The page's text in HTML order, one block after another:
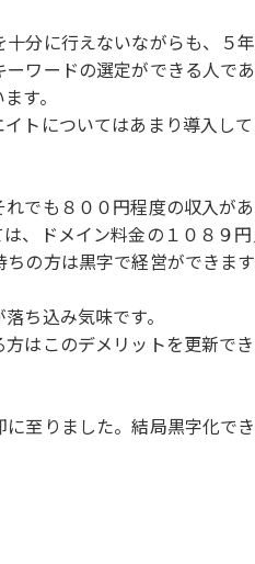
分に行えないながらも、
ワードの選定ができる人
す。
トについてはあまり導入して
でも８００円程度の収入
、ドメイン料金の１０８９
の方は黒字で経営ができます
ち込み気味です。
はこのデメリットを更新でき
至りました。結局黒字化